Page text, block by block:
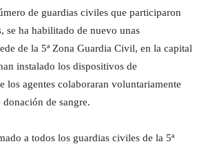
de guardias civiles que participaron
se ha habilitado de nuevo unas
de la 5ª Zona Guardia Civil, en la capital
instalado los dispositivos de
los agentes colaboraran voluntariamente
donación de sangre.
a todos los guardias civiles de la 5ª